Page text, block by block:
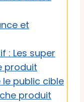
et
: Les super
produit
le public cible
produit